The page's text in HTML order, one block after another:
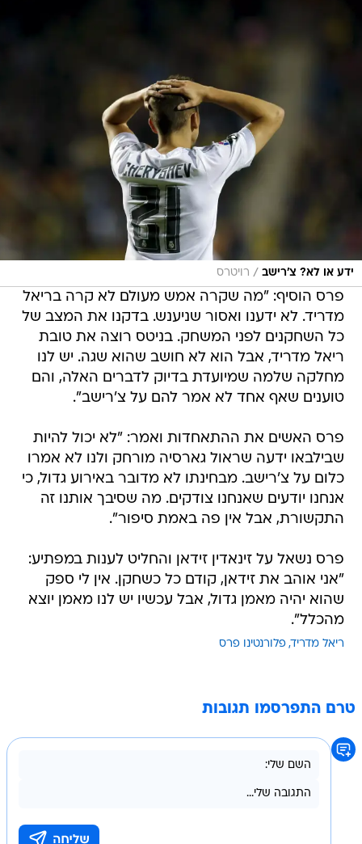
ידע או לא? צ'רישב / רויטרס
פרס הוסיף: "מה שקרה אמש מעולם לא קרה בריאל
מדריד. לא ידענו ואסור שניענש. בדקנו את המצב של
כל השחקנים לפני המשחק. בניטס רוצה את טובת
ריאל מדריד, אבל הוא לא חושב שהוא שגה. יש לנו
מחלקה שלמה שמיועדת בדיוק לדברים האלה, והם
טוענים שאף אחד לא אמר להם על צ'רישב".
פרס האשים את ההתאחדות ואמר: "לא יכול להיות
שבילבאו ידעה שראול גארסיה מורחק ולנו לא אמרו
כלום על צ'רישב. מבחינתו לא מדובר באירוע גדול, כי
אנחנו יודעים שאנחנו צודקים. מה שסיבך אותנו זה
התקשורת, אבל אין פה באמת סיפור".
פרס נשאל על זינאדין זידאן והחליט לענות במפתיע:
"אני אוהב את זידאן, קודם כל כשחקן. אין לי ספק
שהוא יהיה מאמן גדול, אבל עכשיו יש לנו מאמן יוצא
מהכלל".
ריאל מדריד פלורנטינו פרס
טרם התפרסמו תגובות